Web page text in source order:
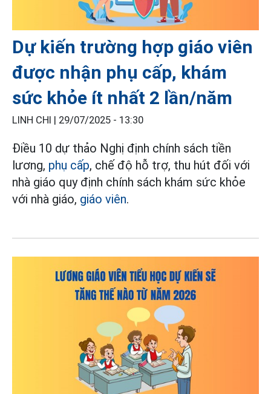
Dự kiến trường hợp giáo viên
được nhận phụ cấp, khám
sức khỏe ít nhất 2 lần/năm
LINH CHI | 29/07/2025 - 13:30
Điều 10 dự thảo Nghị định chính sách tiền
lương, phụ cấp, chế độ hỗ trợ, thu hút đối với
nhà giáo quy định chính sách khám sức khỏe
với nhà giáo, giáo viên.